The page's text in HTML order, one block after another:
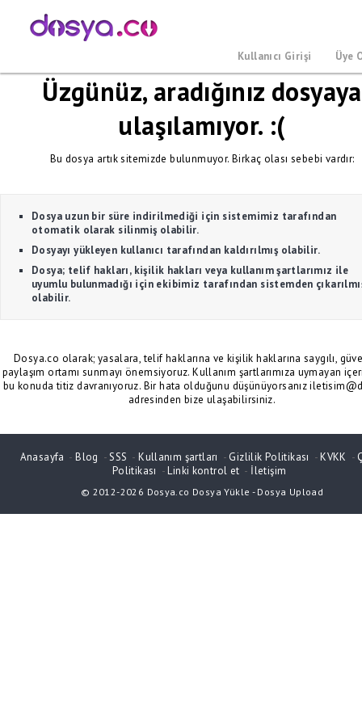
Kullanıcı Girişi Üye
Üzgünüz, aradığınız dosyaya
ulaşılamıyor. :(
Bu dosya artık sitemizde bulunmuyor. Birkaç olası sebebi vardır:
Dosya uzun bir süre indirilmediği için sistemimiz tarafından
otomatik olarak silinmiş olabilir.
Dosyayı yükleyen kullanıcı tarafından kaldırılmış olabilir.
Dosya; telif hakları, kişilik hakları veya kullanım şartlarımız ile
uyumlu bulunmadığı için ekibimiz tarafından sistemden
olabilir.
Dosya.co olarak; yasalara, telif haklarına ve kişilik haklarına saygılı,
paylaşım ortamı sunmayı önemsiyoruz. Kullanım şartlarımıza uymayan
bu konuda titiz davranıyoruz. Bir hata olduğunu düşünüyorsanız
adresinden bize ulaşabilirsiniz.
Anasayfa -Blog -SSS -Kullanım şartları - Gizlilik Politikası -KVKK -
Politikası -Linki kontrol et - İletişim
© 2012-2026 Dosya.co Dosya Yükle - Dosya Upload